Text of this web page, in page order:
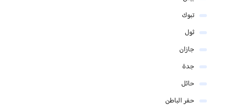
تبوك
ثول
جازان
جدة
حائل
حفر الباطن